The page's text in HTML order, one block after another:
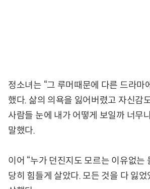
정소녀는 “그 루머때문에 다른 드라마
했다. 삶의 의욕을 잃어버렸고 자신감
사람들 눈에 내가 어떻게 보일까 너무
말했다.
이어 “누가 던진지도 모르는 이유없는
당히 힘들게 살았다. 모든 것을 다 잃었